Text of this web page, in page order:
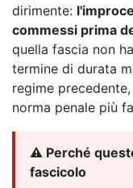
dirimente:
commessi prima
quella fascia non
termine di durata
regime
norma penale più
⚠️ Perché
fascicolo